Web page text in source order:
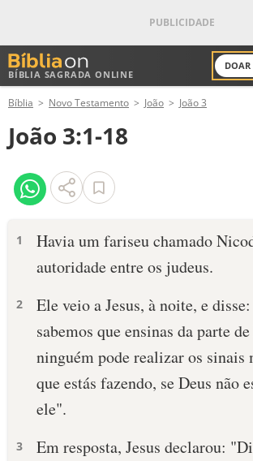
BÍBLIA SAGRADA ONLINE
DOAR
ANTIGO TESTAMENTO
NOVO TESTAMENTO
VERSÍCULOS
PALAVRA DO DIA
SALMO DO DIA
DEVOCIONAL DIÁRIO
10 MANDAMENTOS
Bíblia Novo Testamento João João 3
João 3:1-18
1
Havia um fariseu chamado
autoridade entre os judeus.
2
Ele veio a Jesus, à noite, e
sabemos que ensinas da parte
ninguém pode realizar os sinais
que estás fazendo, se Deus não
ele".
3
Em resposta, Jesus declarou: